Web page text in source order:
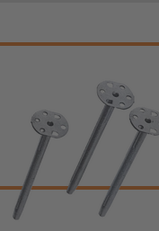
Werkzeug
Emissionsarme
Eco-Bau zertifizierte
Zusatzprodukte